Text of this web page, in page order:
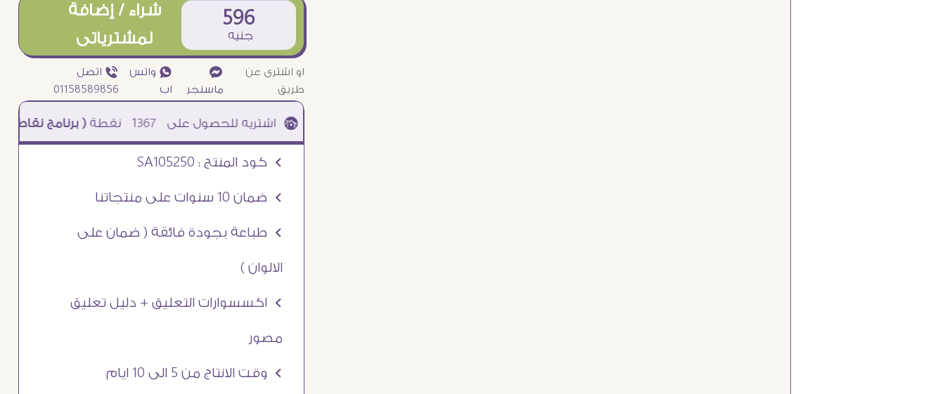
596
جنيه
شراء / إضافة
لمشترياتى
او اشترى عن
طريق
¥
ماسنجر
₧ واتس
اب
ƒ اتصل
01158589856
1367 نقطة( برنامج نقاطى )à خصم 5% للعملاء الجدد à شحن مجانى عند الشراء ب 4000 جنيه à
Ö كود المنتج : SA105250
Ö ضمان 10 سنوات على منتجاتنا
Ö طباعة بجودة فائقة ( ضمان على
الالوان )
Ö اكسسوارات التعليق + دليل تعليق
مصور
Ö وقت الانتاج من 5 الى 10 ايام